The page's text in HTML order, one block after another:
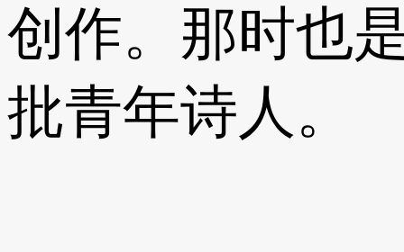
创作。那时也
批青年诗人。